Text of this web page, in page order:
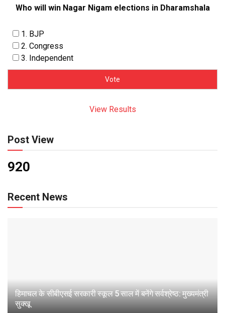
Who will win Nagar Nigam elections in Dharamshala
1. BJP
2. Congress
3. Independent
View Results
Post View
920
Recent News
हिमाचल के सीबीएसई सरकारी स्कूल 5 साल में बनेंगे सर्वश्रेष्ठ: मुख्यमंत्री
सुक्खू